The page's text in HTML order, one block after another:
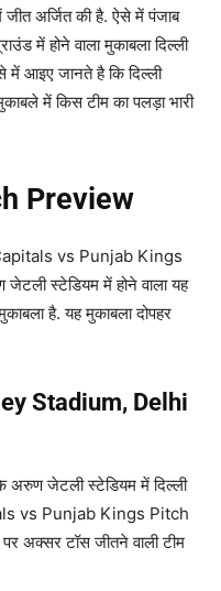
जीत अर्जित की है. ऐसे में पंजाब
में होने वाला मुकाबला दिल्ली
में आइए जानते है कि दिल्ली
में किस टीम का पलड़ा भारी
Preview
vs Punjab Kings
स्टेडियम में होने वाला यह
है. यह मुकाबला दोपहर
Stadium, Delhi
अरुण जेटली स्टेडियम में दिल्ली
vs Punjab Kings Pitch
अक्सर टॉस जीतने वाली टीम